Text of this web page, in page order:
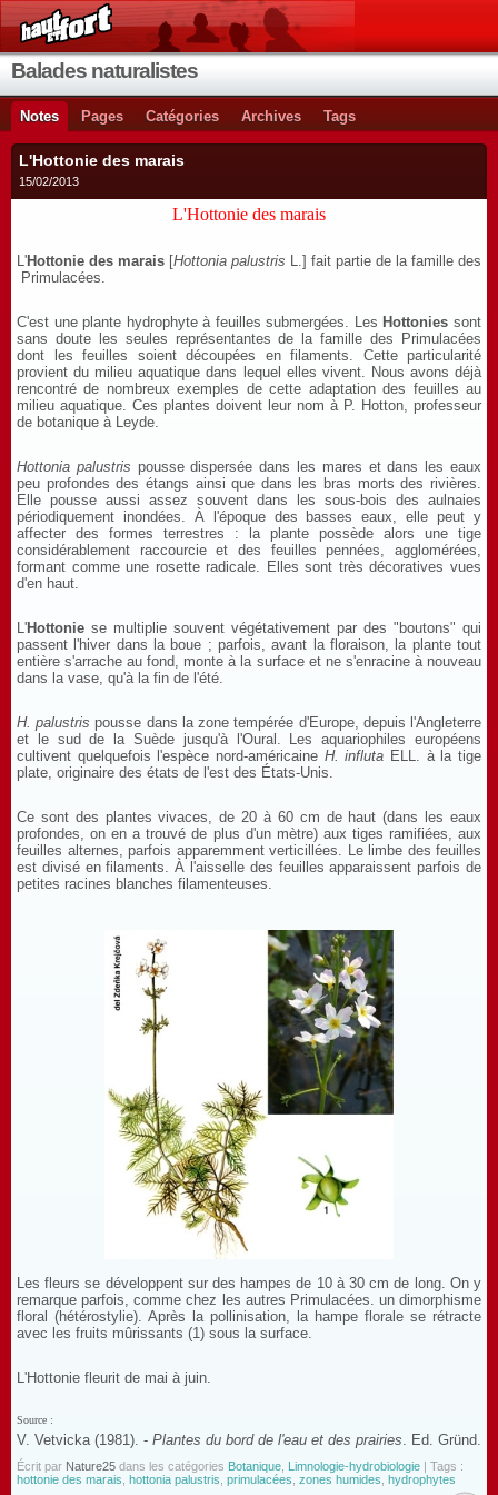
Balades naturalistes
Notes Pages Catégories Archives Tags
L'Hottonie des marais
15/02/2013
L'Hottonie des marais
L'Hottonie des marais [Hottonia palustris L.] fait partie de la famille des
Primulacées.
C'est une plante hydrophyte à feuilles submergées. Les Hottonies sont
sans doute les seules représentantes de la famille des Primulacées
dont les feuilles soient découpées en filaments. Cette particularité
provient du milieu aquatique dans lequel elles vivent. Nous avons déjà
rencontré de nombreux exemples de cette adaptation des feuilles au
milieu aquatique. Ces plantes doivent leur nom à P. Hotton, professeur
de botanique à Leyde.
Hottonia palustris pousse dispersée dans les mares et dans les eaux
peu profondes des étangs ainsi que dans les bras morts des rivières.
Elle pousse aussi assez souvent dans les sous-bois des aulnaies
périodiquement inondées. À l'époque des basses eaux, elle peut y
affecter des formes terrestres : la plante possède alors une tige
considérablement raccourcie et des feuilles pennées, agglomérées,
formant comme une rosette radicale. Elles sont très décoratives vues
d'en haut.
L'Hottonie se multiplie souvent végétativement par des "boutons" qui
passent l'hiver dans la boue ; parfois, avant la floraison, la plante tout
entière s'arrache au fond, monte à la surface et ne s'enracine à nouveau
dans la vase, qu'à la fin de l'été.
H.palustris pousse dans la zone tempérée d'Europe, depuis l'Angleterre
et le sud de la Suède jusqu'à l'Oural. Les aquariophiles européens
cultivent quelquefois l'espèce nord-américaine H.influta ELL. à la tige
plate, originaire des états de l'est des États-Unis.
Ce sont des plantes vivaces, de 20 à 60 cm de haut (dans les eaux
profondes, on en a trouvé de plus d'un mètre) aux tiges ramifiées, aux
feuilles alternes, parfois apparemment verticillées. Le limbe des feuilles
est divisé en filaments. À l'aisselle des feuilles apparaissent parfois de
petites racines blanches filamenteuses.
Les fleurs se développent sur des hampes de 10 à 30 cm de long. On y
remarque parfois, comme chez les autres Primulacées. un dimorphisme
floral (hétérostylie). Après la pollinisation, la hampe florale se rétracte
avec les fruits mûrissants (1) sous la surface.
L'Hottonie fleurit de mai à juin.
Source :
V. Vetvicka (1981). - Plantes du bord de l'eau et des prairies. Ed. Gründ.
Écrit par Nature25 dans les catégories Botanique Limnologie-hydrobiologie | Tags :
hottonie des marais hottonia palustris primulacées zones humides hydrophytes